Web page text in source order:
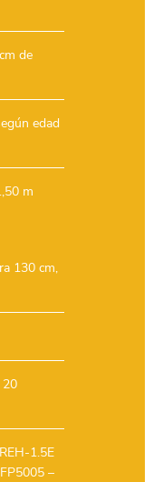
de
edad
m
130 cm,
20
1.5E
–